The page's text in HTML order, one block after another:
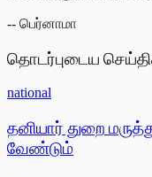
-- பெர்னாமா
தொடர்புடைய
national
தனியார் துறை
வேண்டும்